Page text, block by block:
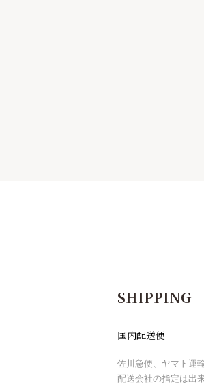
SHIPPING
国内配送便
佐川急便、ヤマト運
配送会社の指定は出